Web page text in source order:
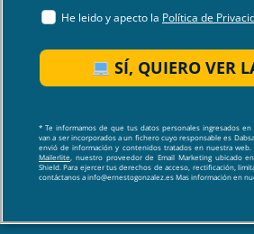
He leido y apecto la Política de
SÍ, QUIERO VER
* Te informamos de que tus datos personales ingresados
van a ser incorporados a un fichero cuyo responsable es
envió de información y contenidos tratados en nuestra web.
Mailerlite , nuestro proveedor de Email Marketing ubicado
Shield. Para ejercer tus derechos de acceso, rectificación,
contáctanos a info@ernestogonzalez.es Mas información en